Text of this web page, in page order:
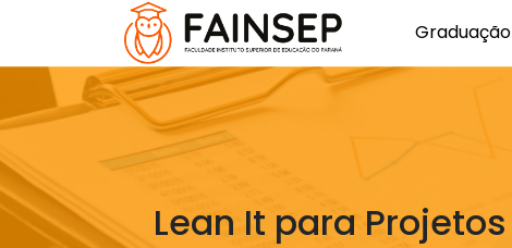
Graduação
Lean It para Projetos